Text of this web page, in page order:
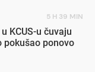
5 H 39 MIN
KCUS-u čuvaju
pokušao ponovo